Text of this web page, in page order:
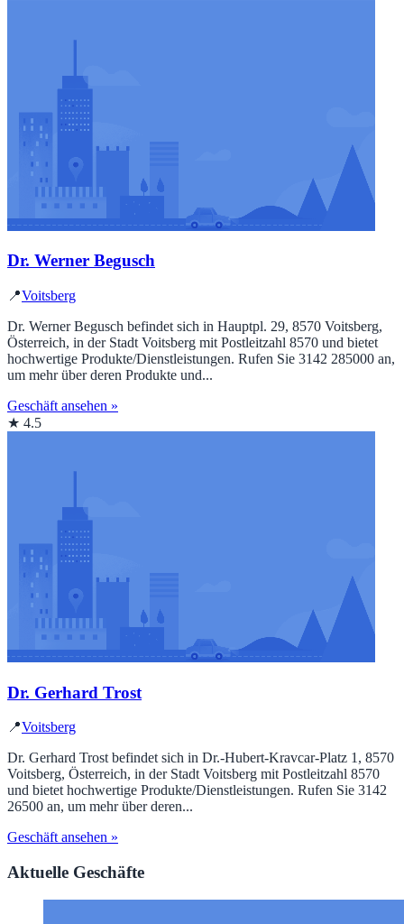
Dr. Werner Begusch
📍Voitsberg
Dr. Werner Begusch befindet sich in Hauptpl. 29, 8570 Voitsberg,
Österreich, in der Stadt Voitsberg mit Postleitzahl 8570 und bietet
hochwertige Produkte/Dienstleistungen. Rufen Sie 3142 285000 an,
um mehr über deren Produkte und...
Geschäft ansehen »
★ 4.5
Dr. Gerhard Trost
📍Voitsberg
Dr. Gerhard Trost befindet sich in Dr.-Hubert-Kravcar-Platz 1, 8570
Voitsberg, Österreich, in der Stadt Voitsberg mit Postleitzahl 8570
und bietet hochwertige Produkte/Dienstleistungen. Rufen Sie 3142
26500 an, um mehr über deren...
Geschäft ansehen »
Aktuelle Geschäfte